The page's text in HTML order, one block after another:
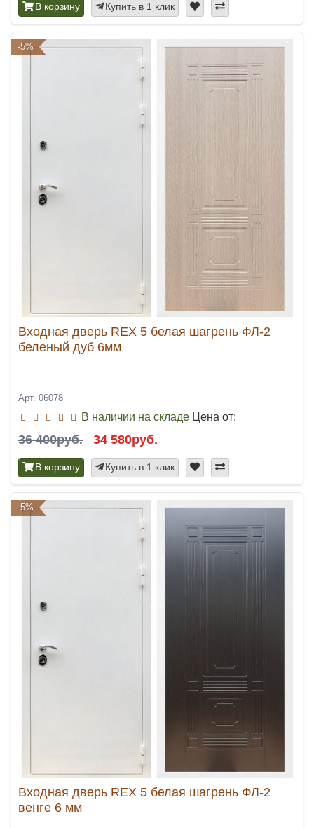
В корзину Купить в 1 клик
-5%
Входная дверь REX 5 белая шагрень ФЛ-2
беленый дуб 6мм
Арт. 06078
В наличии на складе Цена от:
36 400руб. 34 580руб.
В корзину Купить в 1 клик
-5%
Входная дверь REX 5 белая шагрень ФЛ-2
венге 6 мм